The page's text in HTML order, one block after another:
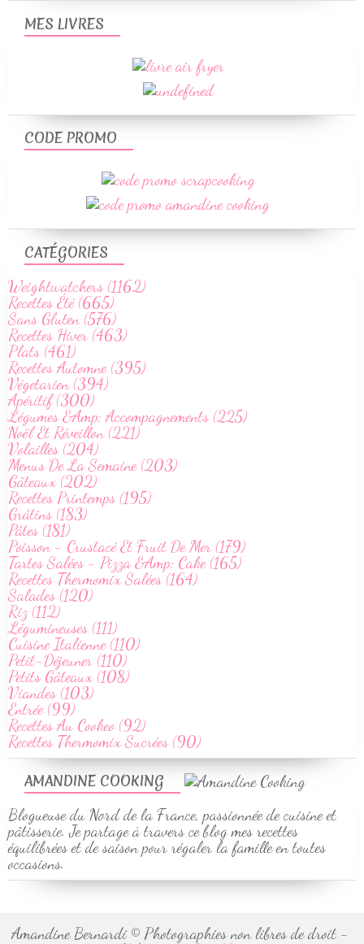
AMANDINE COOKING
Blogueuse du Nord de la France, passionnée de cuisine et
pâtisserie. Je partage à travers ce blog mes recettes
équilibrées et de saison pour régaler la famille en toutes
occasions.
CATÉGORIES
Weightwatchers (1162)
Recettes Été (665)
Sans Gluten (576)
Recettes Hiver (463)
Plats (461)
Recettes Automne (395)
Végetarien (394)
Apéritif (300)
Légumes &Amp; Accompagnements (225)
Noël Et Réveillon (221)
Volailles (204)
Menus De La Semaine (203)
Gâteaux (202)
Recettes Printemps (195)
Grâtins (183)
Pâtes (181)
Poisson - Crustacé Et Fruit De Mer (179)
Tartes Salées - Pizza &Amp; Cake (165)
Recettes Thermomix Salées (164)
Salades (120)
Riz (112)
Légumineuses (111)
Cuisine Italienne (110)
Petit-Déjeuner (110)
Petits Gâteaux (108)
Viandes (103)
Entrée (99)
Recettes Au Cookeo (92)
Recettes Thermomix Sucrées (90)
MES LIVRES
CODE PROMO
Amandine Bernardi © Photographies non libres de droit -